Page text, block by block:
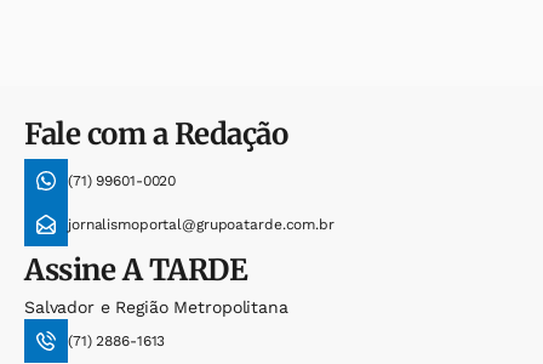
Fale com a Redação
(71) 99601-0020
jornalismoportal@grupoatarde.com.br
AssineA TARDE
Salvador e Região Metropolitana
(71) 2886-1613